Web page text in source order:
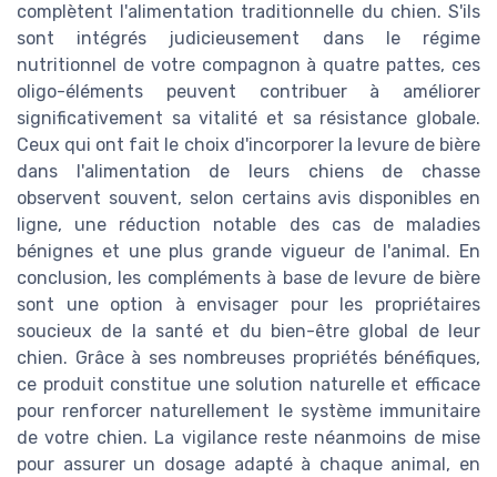
complètent l'alimentation traditionnelle du chien. S'ils
sont intégrés judicieusement dans le régime
nutritionnel de votre compagnon à quatre pattes, ces
oligo-éléments peuvent contribuer à améliorer
significativement sa vitalité et sa résistance globale.
Ceux qui ont fait le choix d'incorporer la levure de bière
dans l'alimentation de leurs chiens de chasse
observent souvent, selon certains avis disponibles en
ligne, une réduction notable des cas de maladies
bénignes et une plus grande vigueur de l'animal. En
conclusion, les compléments à base de levure de bière
sont une option à envisager pour les propriétaires
soucieux de la santé et du bien-être global de leur
chien. Grâce à ses nombreuses propriétés bénéfiques,
ce produit constitue une solution naturelle et efficace
pour renforcer naturellement le système immunitaire
de votre chien. La vigilance reste néanmoins de mise
pour assurer un dosage adapté à chaque animal, en